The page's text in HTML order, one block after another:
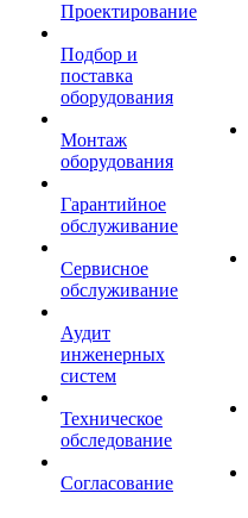
Проектирование
Подбор и
поставка
оборудования
Монтаж
оборудования
Гарантийное
обслуживание
Сервисное
обслуживание
Аудит
инженерных
систем
Техническое
обследование
Согласование